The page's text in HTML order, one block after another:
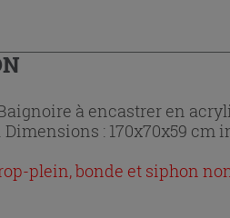
à encastrer en
: 170x70x59 cm
plein, bonde et siphon